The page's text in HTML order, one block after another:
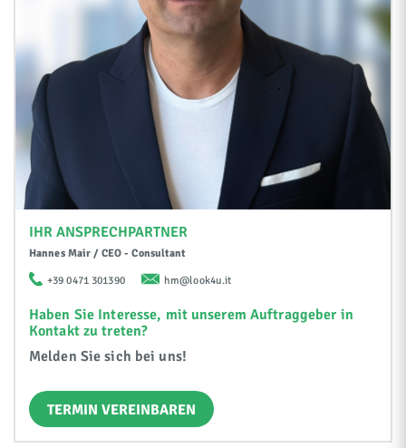
IHR ANSPRECHPARTNER
Hannes Mair / CEO - Consultant
+39 0471 301390 hm@look4u.it
Haben Sie Interesse, mit unserem Auftraggeber in
Kontakt zu treten?
Melden Sie sich bei uns!
TERMIN VEREINBAREN